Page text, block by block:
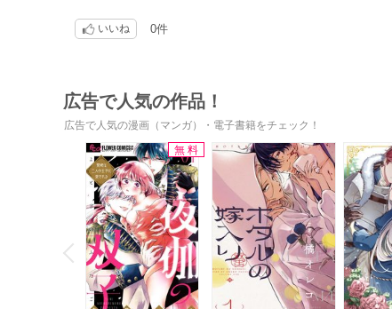
いいね 0件
広告で人気の作品！
広告で人気の漫画（マンガ）・電子書籍をチェック！
P
r
e
v
i
o
u
s
無料